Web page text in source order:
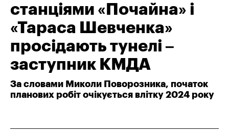
станціями «Почайна» і
«Тараса Шевченка»
просідають тунелі –
заступник КМДА
За словами Миколи Поворозника, початок
планових робіт очікується влітку 2024 року